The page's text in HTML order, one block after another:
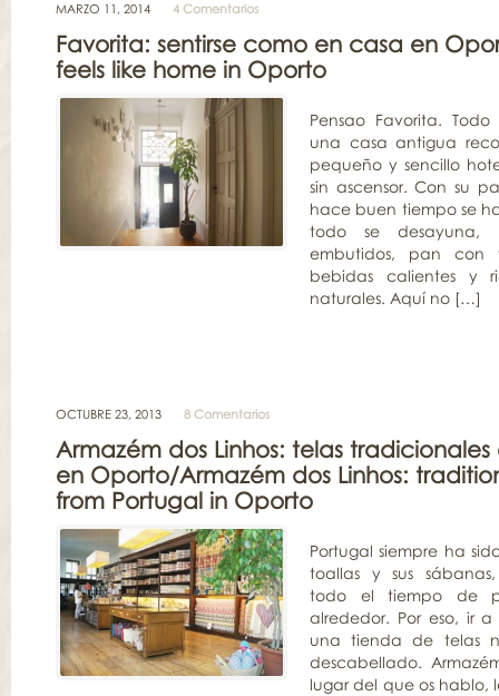
MARZO 11, 2014 4 Comentarios
Favorita: sentirse como en casa en
feels like home in Oporto
Pensao Favorita.
una casa antigua
pequeño y sencillo
sin ascensor. Con su
hace buen tiempo se
todo se desayuna,
embutidos, pan con
bebidas calientes y
naturales. Aquí no […]
OCTUBRE 23, 2013 8 Comentarios
Armazém dos Linhos: telas
en Oporto/Armazém dos Linhos:
from Portugal in Oporto
Portugal siempre ha
toallas y sus
todo el tiempo de
alrededor. Por eso, ir
una tienda de telas
descabellado.
lugar del que os hablo,